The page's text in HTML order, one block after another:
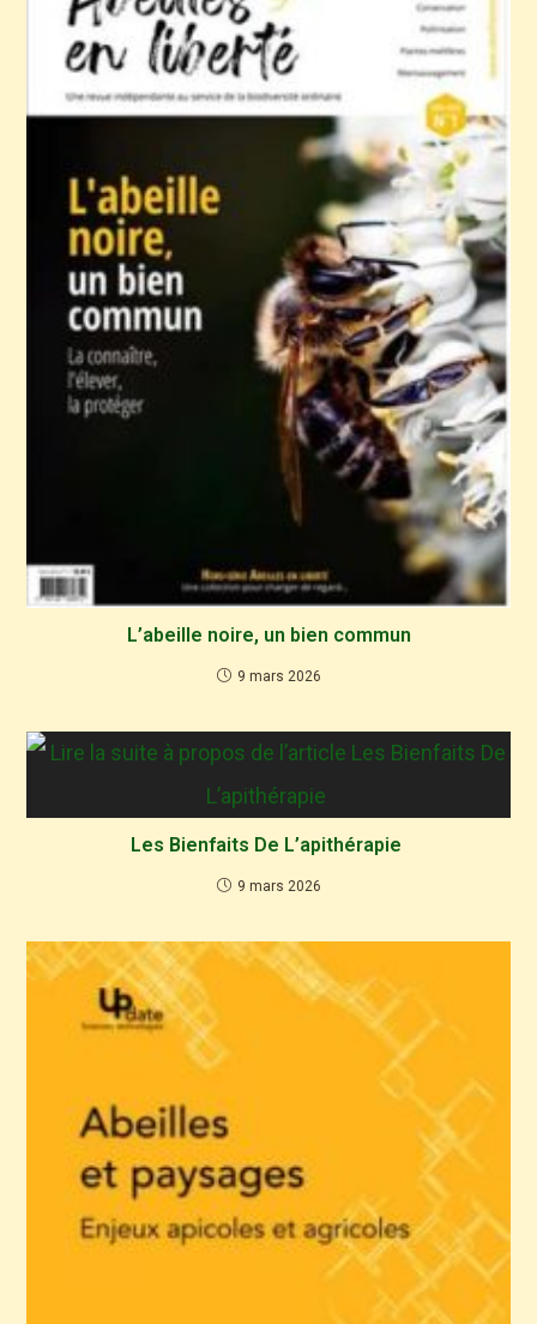
L’abeille noire, un bien commun
9 mars 2026
Les Bienfaits De L’apithérapie
9 mars 2026